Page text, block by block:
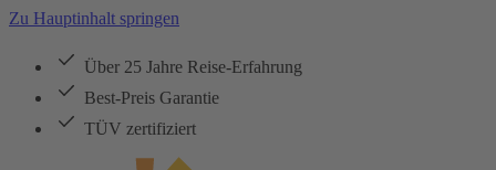
Zu Hauptinhalt springen
Über 25 Jahre Reise-Erfahrung
Best-Preis Garantie
TÜV zertifiziert